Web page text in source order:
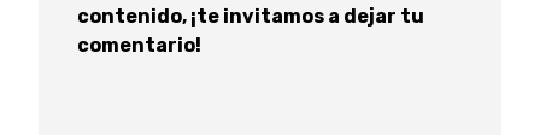
contenido, ¡te invitamos a dejar tu
comentario!